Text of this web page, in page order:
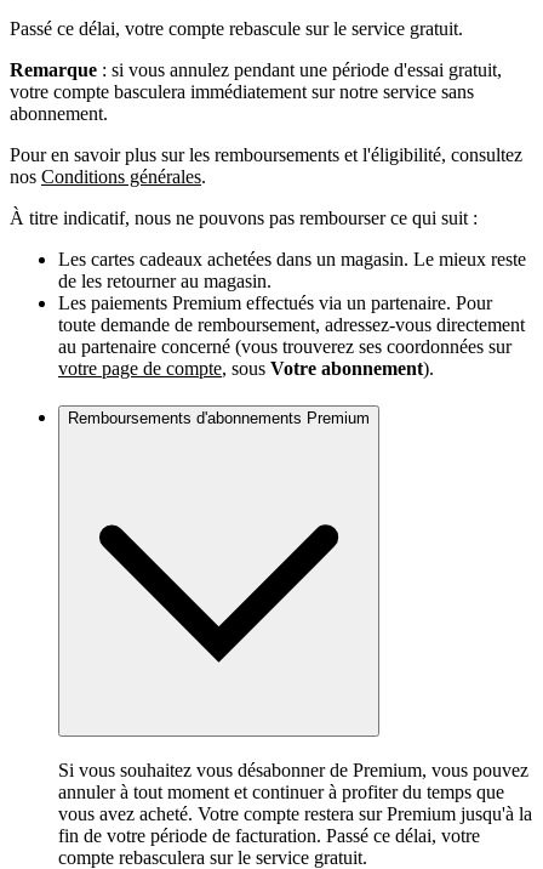
Passé ce délai, votre compte rebascule sur le service gratuit.
Remarque : si vous annulez pendant une période d'essai gratuit,
votre compte basculera immédiatement sur notre service sans
abonnement.
Pour en savoir plus sur les remboursements et l'éligibilité, consultez
nos Conditions générales.
À titre indicatif, nous ne pouvons pas rembourser ce qui suit :
Les cartes cadeaux achetées dans un magasin. Le mieux reste
de les retourner au magasin.
Les paiements Premium effectués via un partenaire. Pour
toute demande de remboursement, adressez-vous directement
au partenaire concerné (vous trouverez ses coordonnées sur
votre page de compte, sous Votre abonnement).
Remboursements d'abonnements Premium
Si vous souhaitez vous désabonner de Premium, vous pouvez
annuler à tout moment et continuer à profiter du temps que
vous avez acheté. Votre compte restera sur Premium jusqu'à la
fin de votre période de facturation. Passé ce délai, votre
compte rebasculera sur le service gratuit.